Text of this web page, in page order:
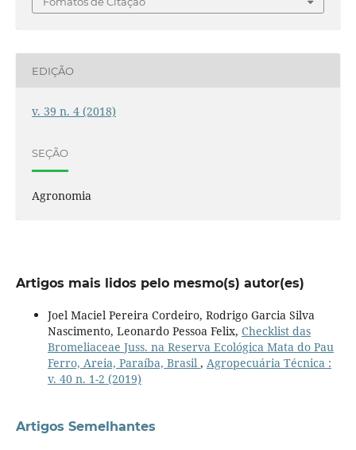
EDIÇÃO
v. 39 n. 4 (2018)
SEÇÃO
Agronomia
Artigos mais lidos pelo mesmo(s) autor(es)
Joel Maciel Pereira Cordeiro, Rodrigo Garcia Silva
Nascimento, Leonardo Pessoa Felix, Checklist das
Bromeliaceae Juss. na Reserva Ecológica Mata do Pau
Ferro, Areia, Paraíba, Brasil , Agropecuária Técnica :
v. 40 n. 1-2 (2019)
Artigos Semelhantes